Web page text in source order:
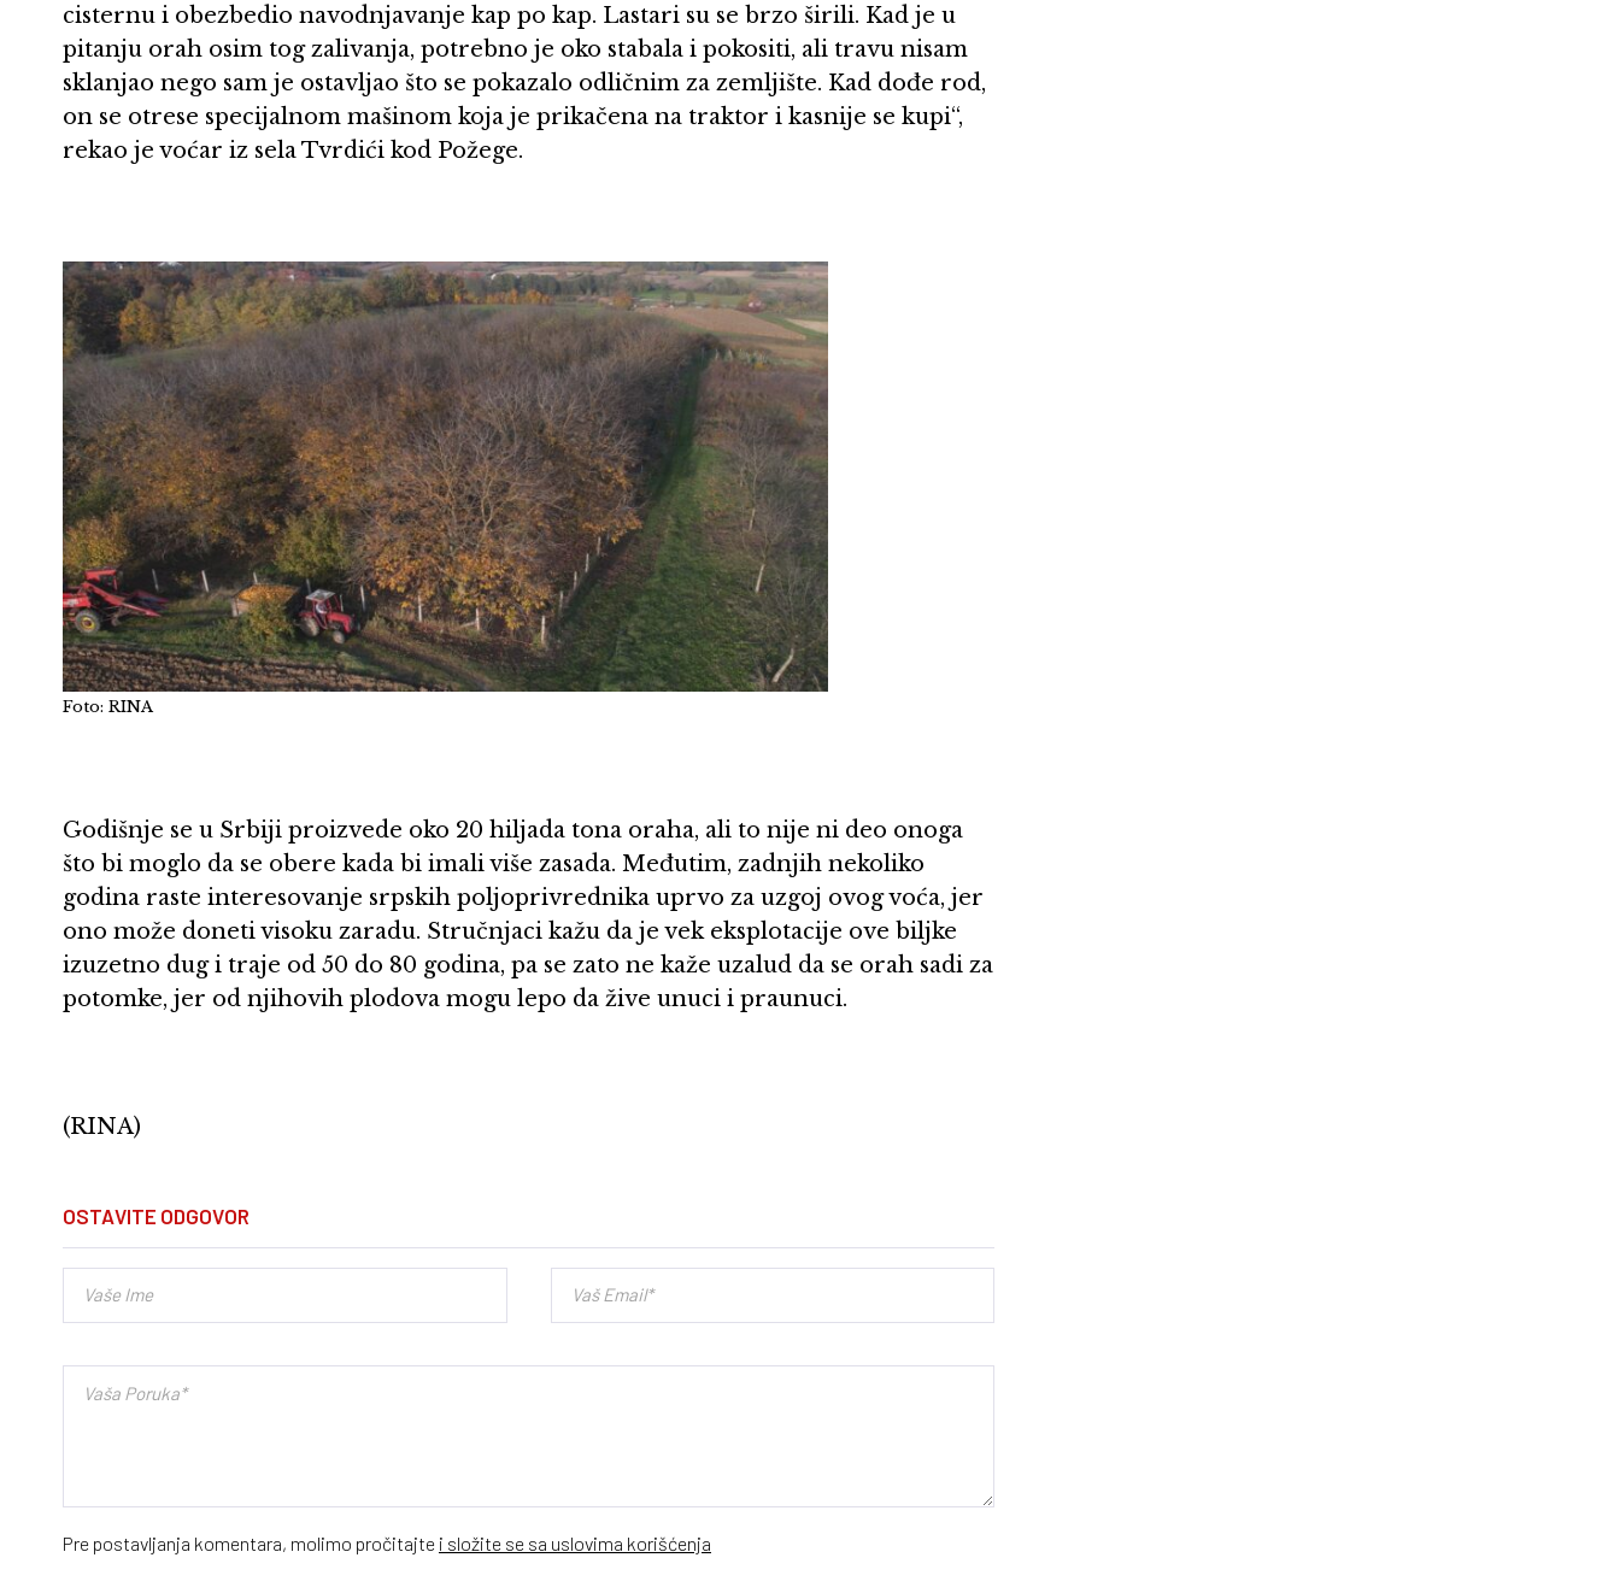
cisternu i obezbedio navodnjavanje kap po kap. Lastari su se brzo širili. Kad je u
pitanju orah osim tog zalivanja, potrebno je oko stabala i pokositi, ali travu nisam
sklanjao nego sam je ostavljao što se pokazalo odličnim za zemljište. Kad dođe rod,
on se otrese specijalnom mašinom koja je prikačena na traktor i kasnije se kupi“,
rekao je voćar iz sela Tvrdići kod Požege.
Foto: RINA
Godišnje se u Srbiji proizvede oko 20 hiljada tona oraha, ali to nije ni deo onoga
što bi moglo da se obere kada bi imali više zasada. Međutim, zadnjih nekoliko
godina raste interesovanje srpskih poljoprivrednika uprvo za uzgoj ovog voća, jer
ono može doneti visoku zaradu. Stručnjaci kažu da je vek eksplotacije ove biljke
izuzetno dug i traje od 50 do 80 godina, pa se zato ne kaže uzalud da se orah sadi za
potomke, jer od njihovih plodova mogu lepo da žive unuci i praunuci.
(RINA)
OSTAVITE ODGOVOR
Pre postavljanja komentara, molimo pročitajte i složite se sa uslovima korišćenja